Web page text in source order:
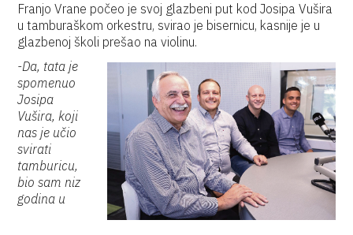
Franjo Vrane počeo je svoj glazbeni put kod Josipa Vušira
u tamburaškom orkestru, svirao je bisernicu, kasnije je u
glazbenoj školi prešao na violinu.
-Da, tata je
spomenuo
Josipa
Vušira, koji
nas je učio
svirati
tamburicu,
bio sam niz
godina u